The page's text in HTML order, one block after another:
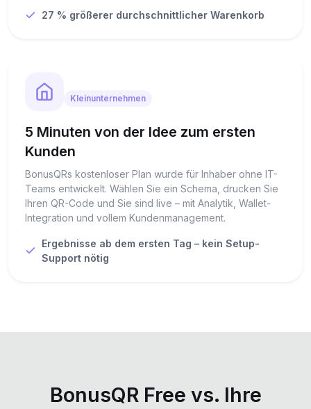
27 % größerer durchschnittlicher Warenkorb
Kleinunternehmen
5 Minuten von der Idee zum ersten
Kunden
BonusQRs kostenloser Plan wurde für Inhaber ohne IT-
Teams entwickelt. Wählen Sie ein Schema, drucken Sie
Ihren QR-Code und Sie sind live – mit Analytik, Wallet-
Integration und vollem Kundenmanagement.
Ergebnisse ab dem ersten Tag – kein Setup-
Support nötig
BonusQR Free vs. Ihre